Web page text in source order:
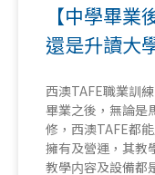
【中學畢
還是升讀大
西澳TAFE職業訓
畢業之後，無論是
修，西澳TAFE都
擁有及營運，其教
教學内容及設備都